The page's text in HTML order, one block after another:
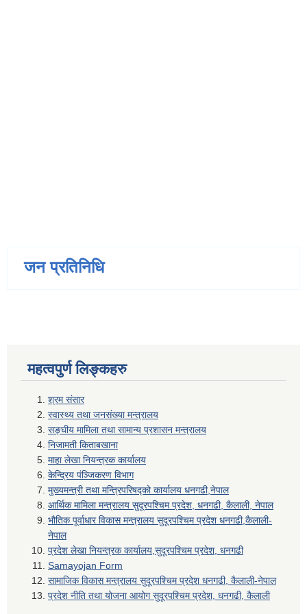
जन प्रतिनिधि
महत्वपुर्ण लिङ्कहरु
श्रम संसार
स्वास्थ्य तथा जनसंख्या मन्त्रालय
सङ्घीय मामिला तथा सामान्य प्रशासन मन्त्रालय
निजामती किताबखाना
माहा लेखा नियन्त्रक कार्यालय
केन्द्रिय पंञ्जिकरण विभाग
मुख्यमन्त्री तथा मन्त्रिपरिषद्को कार्यालय धनगढी,नेपाल
आर्थिक मामिला मन्त्रालय सुदूरपश्चिम प्रदेश, धनगढी, कैलाली, नेपाल
भौतिक पूर्वाधार विकास मन्त्रालय सुदूरपश्चिम प्रदेश धनगढी,कैलाली-
नेपाल
प्रदेश लेखा नियन्त्रक कार्यालय,सुदूरपश्चिम प्रदेश, धनगढी
Samayojan Form
सामाजिक विकास मन्त्रालय सुदूरपश्चिम प्रदेश धनगढी, कैलाली-नेपाल
प्रदेश नीति तथा योजना आयोग सुदूरपश्चिम प्रदेश, धनगढी, कैलाली